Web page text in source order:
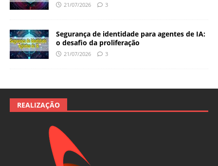
21/07/2026 3
Segurança de identidade para agentes de IA:
o desafio da proliferação
21/07/2026 3
REALIZAÇÃO